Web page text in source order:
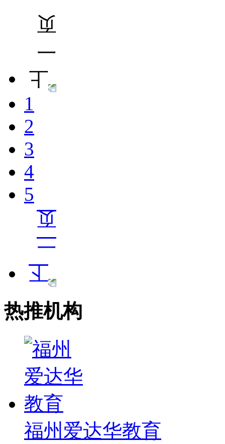
1
2
3
4
5
热推机构
福州爱达华教育